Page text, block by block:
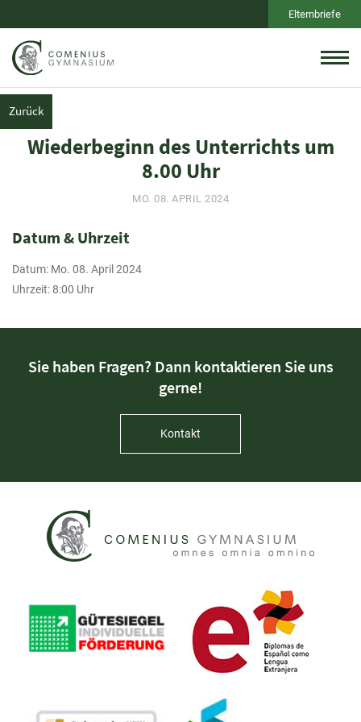
Elternbriefe
Zurück
Wiederbeginn des Unterrichts um
8.00 Uhr
MO. 08. APRIL 2024
Datum & Uhrzeit
Datum: Mo. 08. April 2024
Uhrzeit: 8:00 Uhr
Sie haben Fragen? Dann kontaktieren Sie uns
gerne!
Kontakt